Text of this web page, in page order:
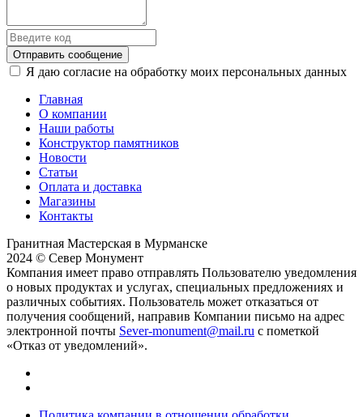
Отправить сообщение
Я даю согласие на обработку моих персональных данных
Главная
О компании
Наши работы
Конструктор памятников
Новости
Статьи
Оплата и доставка
Магазины
Контакты
Гранитная Мастерская в Мурманске
2024 © Север Монумент
Компания имеет право отправлять Пользователю уведомления
о новых продуктах и услугах, специальных предложениях и
различных событиях. Пользователь может отказаться от
получения сообщений, направив Компании письмо на адрес
электронной почты Sever-monument@mail.ru с пометкой
«Отказ от уведомлений».